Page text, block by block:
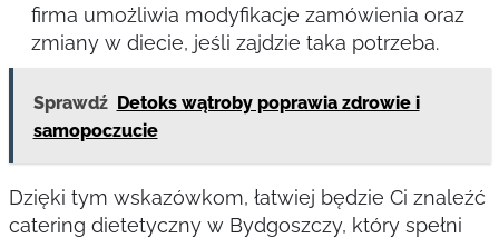
firma umożliwia modyfikacje zamówienia oraz
zmiany w diecie, jeśli zajdzie taka potrzeba.
Sprawdź Detoks wątroby poprawia zdrowie i
samopoczucie
Dzięki tym wskazówkom, łatwiej będzie Ci znaleźć
catering dietetyczny w Bydgoszczy, który spełni